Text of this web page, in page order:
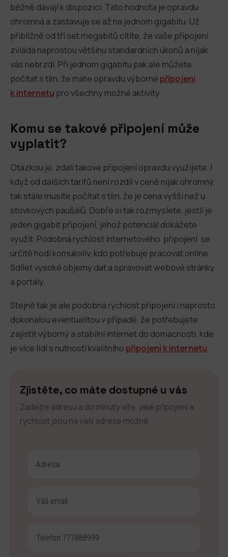
běžně dávají k dispozici. Tato hodnota je opravdu
ohromná a zastavuje se až na jednom gigabitu. Už
přibližně od tří set megabitů cítíte, že vaše připojení
zvládá naprostou většinu standardních úkonů a nijak
vás nebrzdí. Při jednom gigabitu pak ale můžete
počítat s tím, že máte opravdu výborné připojení
k internetu pro všechny možné aktivity.
Komu se takové připojení může
vyplatit?
Otázkou je, zdali takové připojení opravdu využijete. I
když od dalších tarifů není rozdíl v ceně nijak ohromný,
tak stále musíte počítat s tím, že je cena vyšší než u
stovkových paušálů. Dobře si tak rozmyslete, jestli je
jeden gigabit připojení, jehož potenciál dokážete
využít. Podobná rychlost internetového připojení se
určitě hodí komukoliv, kdo potřebuje pracovat online.
Sdílet vysoké objemy dat a spravovat webové stránky
a portály.
Stejně tak je ale podobná rychlost připojení i naprosto
dokonalou eventualitou v případě, že potřebujete
zajistit výborný a stabilní internet do domácnosti, kde
je více lidí s nutností kvalitního připojení k internetu
Zjistěte, co máte dostupné u vás
Zadejte adresu a do minuty víte, jaké připojení a
rychlost jsou na vaší adrese možné.